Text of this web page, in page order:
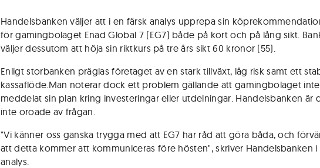
Handelsbanken väljer att i en färsk analys upprepa sin
för gamingbolaget Enad Global 7 (EG7) både på kort och på lång sikt.
väljer dessutom att höja sin riktkurs på tre års sikt 60 kronor (55).
Enligt storbanken präglas företaget av en stark tillväxt, låg risk samt ett
kassaflöde.Man noterar dock ett problem gällande att gamingbolaget inte
meddelat sin plan kring investeringar eller utdelningar. Handelsbanken är
inte oroade av frågan.
"Vi känner oss ganska trygga med att EG7 har råd att göra båda, och
att detta kommer att kommuniceras före hösten", skriver Handelsbanken i
analys.